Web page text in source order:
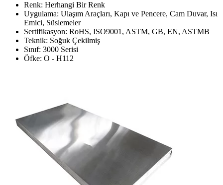
Renk: Herhangi Bir Renk
Uygulama: Ulaşım Araçları, Kapı ve Pencere, Cam Duvar, Isı
Emici, Süslemeler
Sertifikasyon: RoHS, ISO9001, ASTM, GB, EN, ASTMB
Teknik: Soğuk Çekilmiş
Sınıf: 3000 Serisi
Öfke: O - H112